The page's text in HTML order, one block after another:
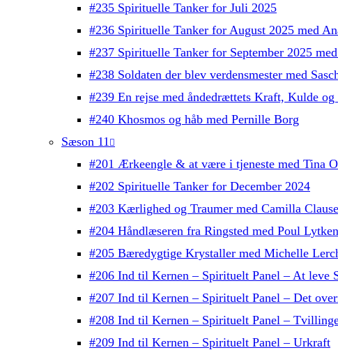
#235 Spirituelle Tanker for Juli 2025
#236 Spirituelle Tanker for August 2025 med
#237 Spirituelle Tanker for September 2025
#238 Soldaten der blev verdensmester med
#239 En rejse med åndedrættets Kraft, Kulde
#240 Khosmos og håb med Pernille Borg
Sæson 11
#201 Ærkeengle & at være i tjeneste med Tina
#202 Spirituelle Tanker for December 2024
#203 Kærlighed og Traumer med Camilla
#204 Håndlæseren fra Ringsted med Poul Lytken
#205 Bæredygtige Krystaller med Michelle
#206 Ind til Kernen – Spirituelt Panel – At leve
#207 Ind til Kernen – Spirituelt Panel – Det
#208 Ind til Kernen – Spirituelt Panel –
#209 Ind til Kernen – Spirituelt Panel – Urkraft